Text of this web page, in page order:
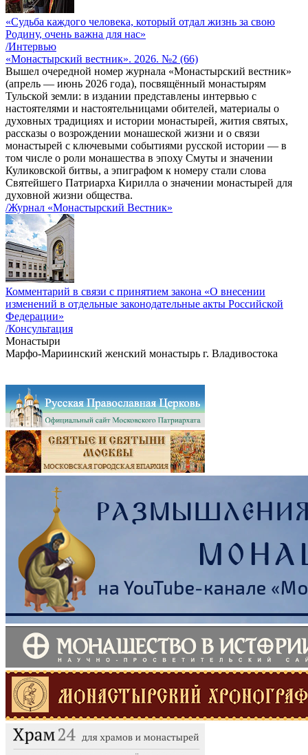
«Судьба каждого человека, который отдал жизнь за свою
Родину, очень важна для нас»
/Интервью
«Монастырский вестник». 2026. №2 (66)
Вышел очередной номер журнала «Монастырский вестник»
(апрель — июнь 2026 года), посвящённый монастырям
Тульской земли: в издании представлены интервью с
настоятелями и настоятельницами обителей, материалы о
духовных традициях и истории монастырей, жития святых,
рассказы о возрождении монашеской жизни и о связи
монастырей с ключевыми событиями русской истории — в
том числе о роли монашества в эпоху Смуты и значении
Куликовской битвы, а эпиграфом к номеру стали слова
Святейшего Патриарха Кирилла о значении монастырей для
духовной жизни общества.
/Журнал «Монастырский Вестник»
Комментарий в связи с принятием закона «О внесении
изменений в отдельные законодательные акты Российской
Федерации»
/Консультация
Монастыри
Марфо-Мариинский женский монастырь г. Владивостока